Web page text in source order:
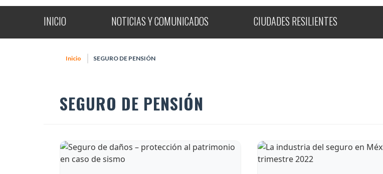
INICIO NOTICIAS Y COMUNICADOS CIUDADES RESILIENTES
Inicio SEGURO DE PENSIÓN
SEGURO DE PENSIÓN